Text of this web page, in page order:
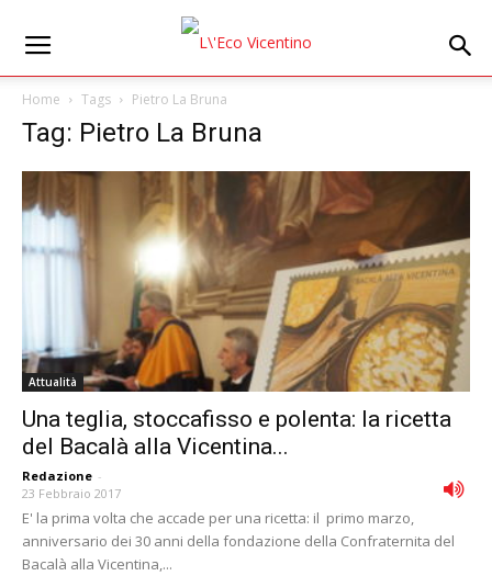
Home Tags Pietro La Bruna
Tag: Pietro La Bruna
Attualità
Una teglia, stoccafisso e polenta: la ricetta
del Bacalà alla Vicentina...
Redazione -
23 Febbraio 2017
E' la prima volta che accade per una ricetta: il primo marzo,
anniversario dei 30 anni della fondazione della Confraternita del
Bacalà alla Vicentina,...